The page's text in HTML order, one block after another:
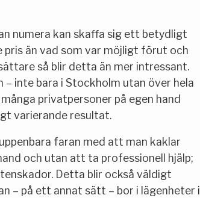
numera kan skaffa sig ett betydligt
än vad som var möjligt förut och
så blir detta än mer intressant.
– inte bara i Stockholm utan över hela
privatpersoner på egen hand
varierande resultat.
faran med att man kaklar
och utan att ta professionell hjälp;
Detta blir också väldigt
– på ett annat sätt – bor i lägenheter i